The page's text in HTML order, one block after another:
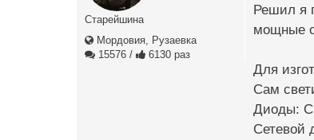
Старейшина
Мордовия, Рузаевка
15576 / 6130 раз
Решил я
мощные
Для
Сам
Диоды:
Сетевой